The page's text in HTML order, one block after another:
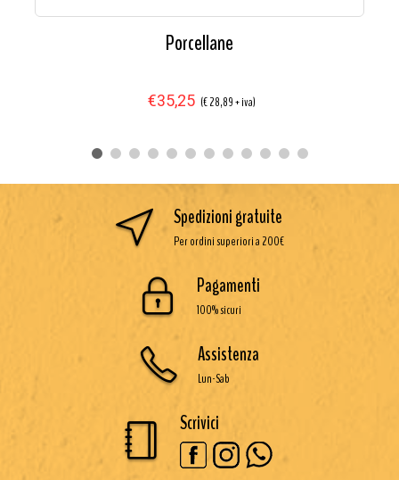
Porcellane
€35,25 (€ 28,89 + iva)
Spedizioni gratuite
Per ordini superiori a 200€
Pagamenti
100% sicuri
Assistenza
Lun-Sab
Scrivici